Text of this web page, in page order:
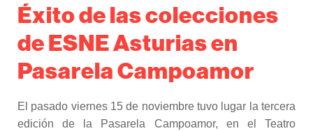
Éxito de las colecciones
de ESNE Asturias en
Pasarela Campoamor
El pasado viernes 15 de noviembre tuvo lugar la tercera
edición de la Pasarela Campoamor, en el Teatro